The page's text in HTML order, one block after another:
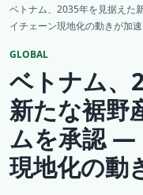
ベトナム、2035年を見据えた
イチェーン現地化の動きが加速
GLOBAL
ベトナム、
新たな裾野
ムを承認 ―
現地化の動